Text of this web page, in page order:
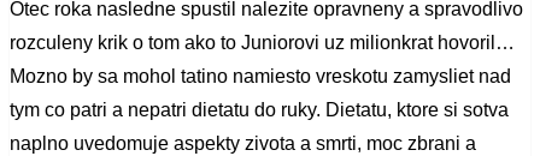
Otec roka nasledne spustil nalezite opravneny a spravodlivo
rozculeny krik o tom ako to Juniorovi uz milionkrat hovoril…
Mozno by sa mohol tatino namiesto vreskotu zamysliet nad
tym co patri a nepatri dietatu do ruky. Dietatu, ktore si sotva
naplno uvedomuje aspekty zivota a smrti, moc zbrani a